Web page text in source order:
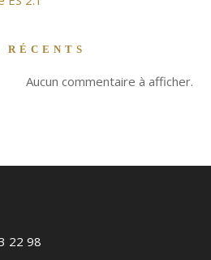
RÉCENTS
Aucun commentaire à afficher.
22 98